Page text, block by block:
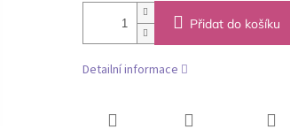
Přidat do košíku
Detailní informace